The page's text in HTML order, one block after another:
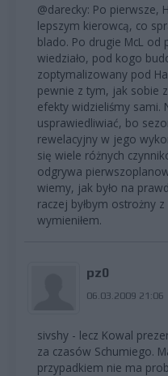
@darecky: Po pierwsze,
lepszym kierowcą, co
blado. Po drugie McL od
wiedziało, pod kogo
zoptymalizowany pod
pewnie z tym, jak sobie
efekty widzieliśmy sami.
usprawiedliwiać, bo
rewelacyjny w jego
się wiele różnych
odgrywa
wiemy, jak było na
raczej byłbym ostrożny
wymieniłem.
pz0
06.03.2009 21:06
sivshy - lecz Kowal
za czasów Schumiego.
przypadkiem nie ma